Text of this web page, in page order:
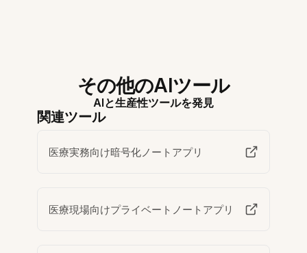
その他のAIツール
AIと生産性ツールを発見
関連ツール
医療実務向け暗号化ノートアプリ
医療現場向けプライベートノートアプリ